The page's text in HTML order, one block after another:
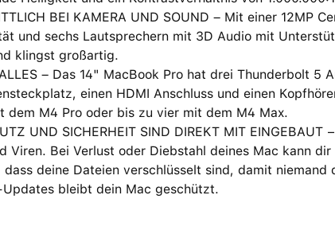
BEI KAMERA UND SOUND – Mit einer 12MP
und sechs Lautsprechern mit 3D Audio mit
klingst großartig.
– Das 14" MacBook Pro hat drei Thunderbolt 5
einen HDMI Anschluss und einen
dem M4 Pro oder bis zu vier mit dem M4 Max.
UND SICHERHEIT SIND DIREKT MIT
Viren. Bei Verlust oder Diebstahl deines Mac kann
dass deine Dateien verschlüsselt sind, damit
Updates bleibt dein Mac geschützt.